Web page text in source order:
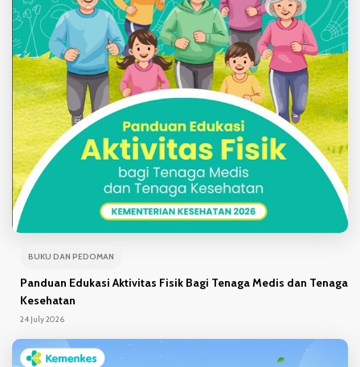
BUKU DAN PEDOMAN
Panduan Edukasi Aktivitas Fisik Bagi Tenaga Medis dan Tenaga
Kesehatan
24 July 2026